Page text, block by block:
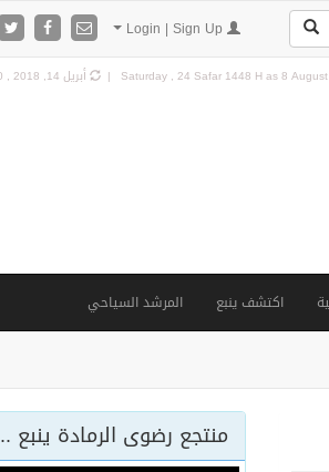
Saturday , 24 Safar 1448 H as8 August أبريل 14, 2018 , 12:00 م
اكتشف ينبع المرشد السياحي
منتجع رضوى الرمادة ينبع ..